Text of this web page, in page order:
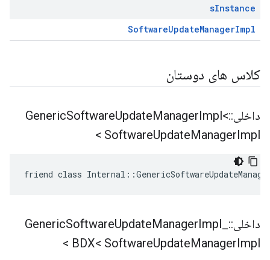
sInstance
SoftwareUpdateManagerImpl
کلاس های دوستان
داخلی::
GenericSoftwareUpdateManagerImpl<
SoftwareUpdateManagerImpl >
friend class
داخلی::
GenericSoftwareUpdateManagerImpl
BDX< SoftwareUpdateManagerImpl >